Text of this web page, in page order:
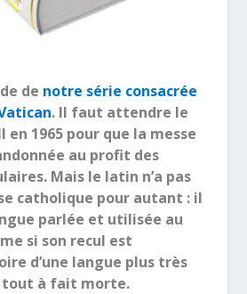
de notre série consacrée
. Il faut attendre le
en 1965 pour que la messe
au profit des
Mais le latin n’a pas
catholique pour autant : il
parlée et utilisée au
si son recul est
d’une langue plus très
tout à fait morte.